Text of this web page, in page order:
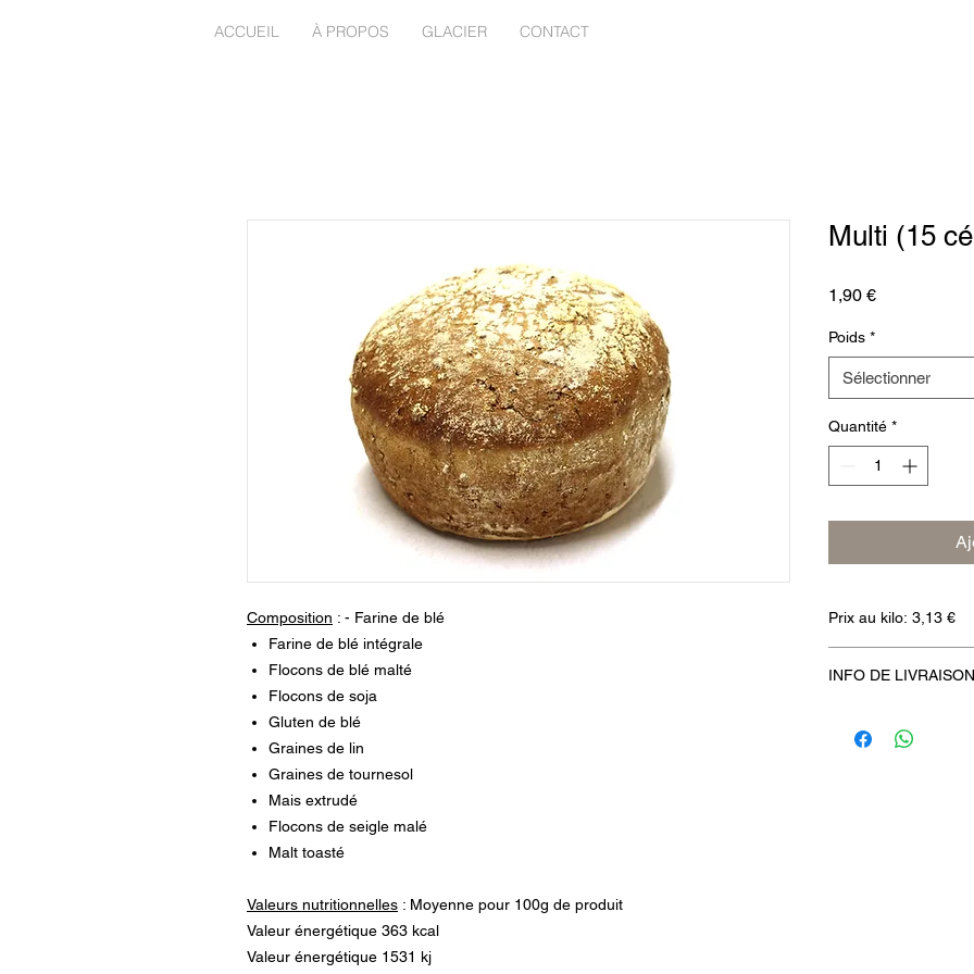
ACCUEIL À PROPOS GLACIER CONTACT
Composition : - Farine de blé
Farine de blé intégrale
Flocons de blé malté
Flocons de soja
Gluten de blé
Graines de lin
Graines de tournesol
Mais extrudé
Flocons de seigle malé
Malt toasté
Valeurs nutritionnelles : Moyenne pour 100g de produit
Valeur énergétique 363 kcal
Valeur énergétique 1531 kj
Multi (15
1,90 €Prix
Poids *
Sélectionner
Quantité *
Prix au kilo: 3,13 €
INFO DE LIVRAISON
Commande minimum